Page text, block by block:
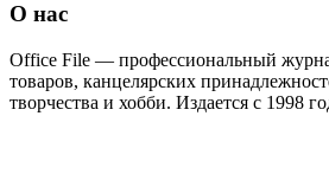
О нас
Office File — профессиональный
товаров, канцелярских
творчества и хобби. Издается с 1998